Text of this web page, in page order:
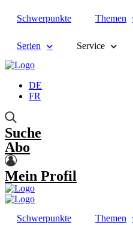
Schwerpunkte Themen
Serien Service
DE
FR
Suche
Abo
Mein Profil
Schwerpunkte Themen